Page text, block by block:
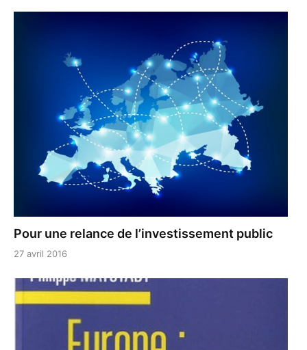
Pour une relance de l’investissement public
27 avril 2016